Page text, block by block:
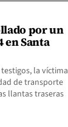
por un
en Santa
la víctima
de transporte
llantas traseras